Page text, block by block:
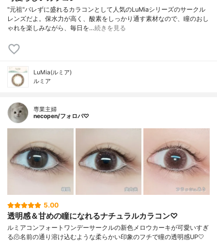
"元祖"バレずに盛れるカラコンとして人気のLuMiaシリーズのサークル
レンズだよ。保水力が高く、酸素をしっかり通す素材なので、瞳のおし
ゃれを楽しみながら、毎日を…続きを見る
LuMia(ルミア)
ルミア
専業主婦
necopen/フォロバ♡
5.00
透明感＆甘めの瞳になれるナチュラルカラコン♡
ルミアコンフォートワンデーサークルの新色メロウカーキが可愛いすぎ
る🫠名前の通り溶け込むような柔らかい印象のフチで瞳の透明感UP🤍